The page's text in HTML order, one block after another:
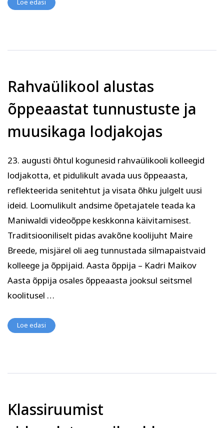
Loe edasi
Rahvaülikool alustas
õppeaastat tunnustuste ja
muusikaga lodjakojas
23. augusti õhtul kogunesid rahvaülikooli kolleegid
lodjakotta, et pidulikult avada uus õppeaasta,
reflekteerida senitehtut ja visata õhku julgelt uusi
ideid. Loomulikult andsime õpetajatele teada ka
Maniwaldi videoõppe keskkonna käivitamisest.
Traditsiooniliselt pidas avakõne koolijuht Maire
Breede, misjärel oli aeg tunnustada silmapaistvaid
kolleege ja õppijaid. Aasta õppija – Kadri Maikov
Aasta õppija osales õppeaasta jooksul seitsmel
koolitusel …
Loe edasi
Klassiruumist